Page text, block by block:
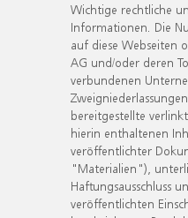
Wichtige rechtliche
Informationen. Die
auf diese Webseiten
AG und/oder deren
verbundenen
bereitgestellte
hierin enthaltenen
veröffentlichter
"Materialien"),
Haftungsausschluss
veröffentlichten